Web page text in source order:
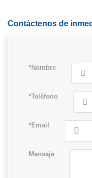
Contáctenos de
*Nombre
*Teléfono
*Email
Mensaje